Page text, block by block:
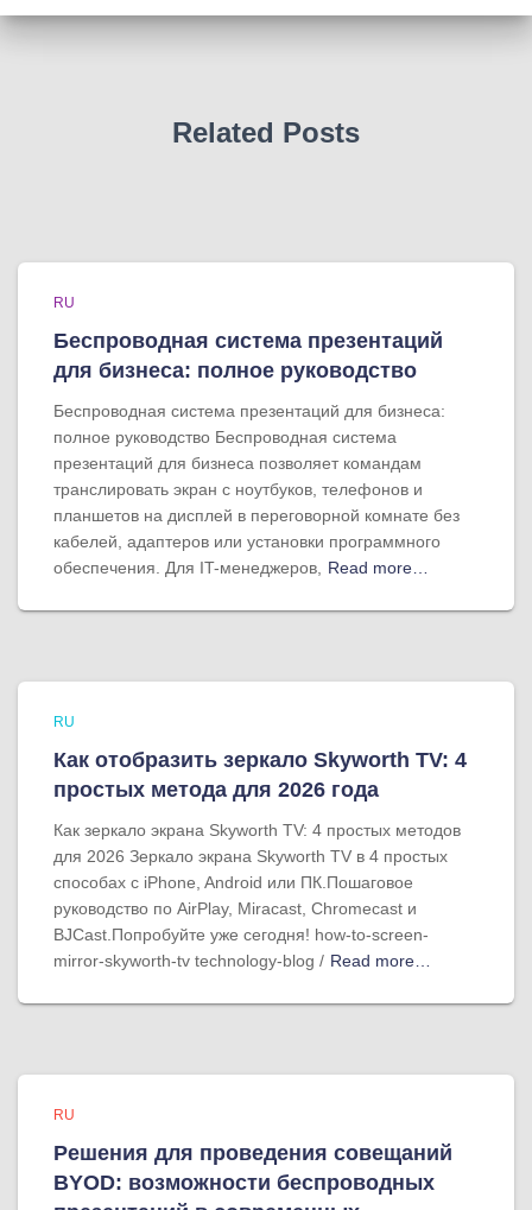
Related Posts
RU
Беспроводная система презентаций
для бизнеса: полное руководство
Беспроводная система презентаций для бизнеса:
полное руководство Беспроводная система
презентаций для бизнеса позволяет командам
транслировать экран с ноутбуков, телефонов и
планшетов на дисплей в переговорной комнате без
кабелей, адаптеров или установки программного
обеспечения. Для IT-менеджеров,
Read more…
RU
Как отобразить зеркало Skyworth TV: 4
простых метода для 2026 года
Как зеркало экрана Skyworth TV: 4 простых методов
для 2026 Зеркало экрана Skyworth TV в 4 простых
способах с iPhone, Android или ПК.Пошаговое
руководство по AirPlay, Miracast, Chromecast и
BJCast.Попробуйте уже сегодня! how-to-screen-
mirror-skyworth-tv technology-blog / Read more…
RU
Решения для проведения совещаний
BYOD: возможности беспроводных